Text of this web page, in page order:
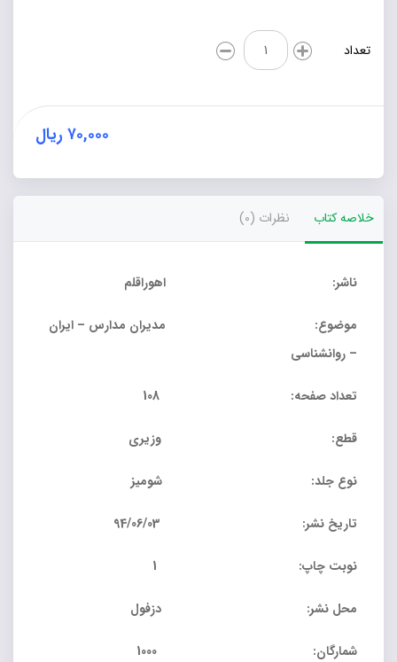
تعداد
سرسختی
روانشناختی
زندگی
راهنمایی
عدد
۷۰,۰۰۰ ریال
خلاصه کتاب نظرات (0)
ناشر: اهوراقلم
موضوع: مدیران مدارس – ایران
– روانشناسی
تعداد صفحه: 108
قطع: وزیری
نوع جلد: شومیز
تاریخ نشر: 94/06/03
نوبت چاپ: 1
محل نشر: دزفول
شمارگان: 1000